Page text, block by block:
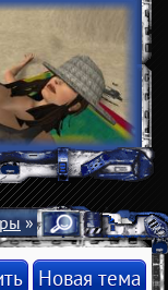
» Next Car Game
Новая тема